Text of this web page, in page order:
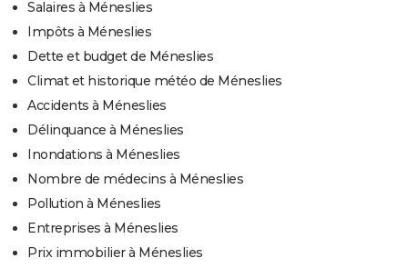
Salaires à Méneslies
Impôts à Méneslies
Dette et budget de Méneslies
Climat et historique météo de Méneslies
Accidents à Méneslies
Délinquance à Méneslies
Inondations à Méneslies
Nombre de médecins à Méneslies
Pollution à Méneslies
Entreprises à Méneslies
Prix immobilier à Méneslies